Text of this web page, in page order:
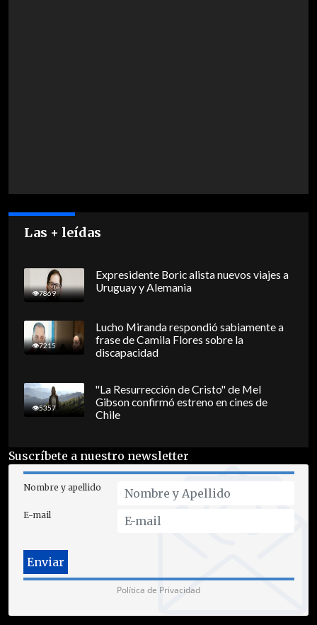
Las + leídas
7869
Expresidente Boric alista nuevos viajes a
Uruguay y Alemania
7215
Lucho Miranda respondió sabiamente a
frase de Camila Flores sobre la
discapacidad
5357
"La Resurrección de Cristo" de Mel
Gibson confirmó estreno en cines de
Chile
Suscríbete a nuestro newsletter
Nombre y apellido
E-mail
Política de Privacidad